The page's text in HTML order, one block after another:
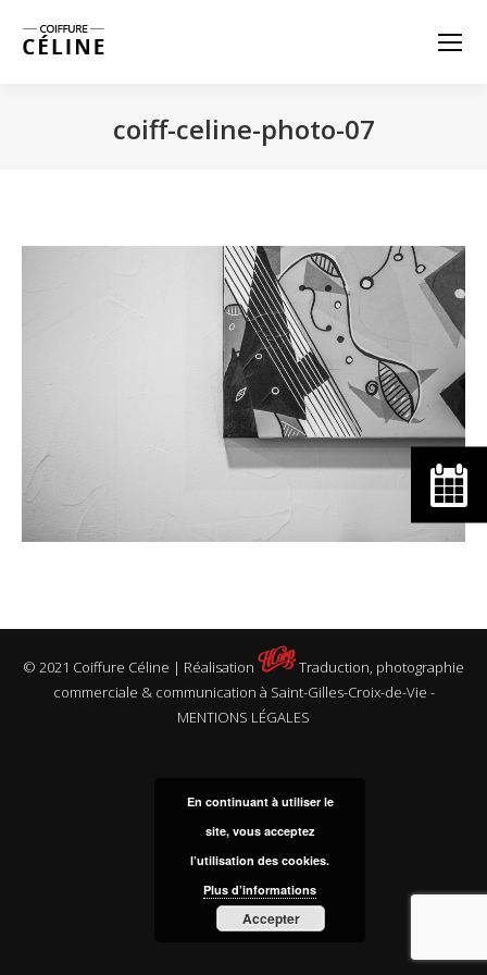
coiff-celine-photo-07
© 2021 Coiffure Céline | Réalisation
Traduction, photographie
commerciale & communication à Saint-Gilles-Croix-de-Vie -
MENTIONS LÉGALES
En continuant à utiliser le
site, vous acceptez
l’utilisation des cookies.
Plus d’informations
Accepter